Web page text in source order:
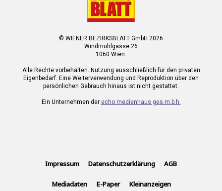
© WIENER BEZIRKSBLATT GmbH 2026
Windmühlgasse 26
1060 Wien.
Alle Rechte vorbehalten. Nutzung ausschließlich für den privaten
Eigenbedarf. Eine Weiterverwendung und Reproduktion über den
persönlichen Gebrauch hinaus ist nicht gestattet.
Ein Unternehmen der echo medienhaus ges.m.b.h.
Impressum Datenschutzerklärung AGB
Mediadaten E-Paper Kleinanzeigen